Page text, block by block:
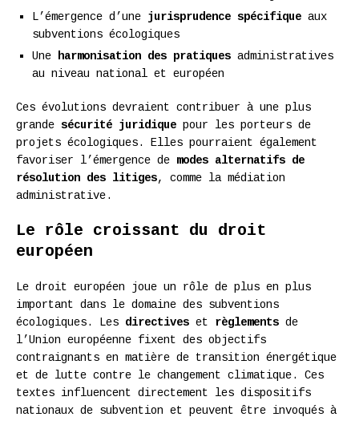
L’émergence d’une jurisprudence spécifique aux
subventions écologiques
Une
harmonisation des pratiques administratives
au niveau national et européen
Ces évolutions devraient contribuer à une plus
grande sécurité juridique pour les porteurs de
projets écologiques. Elles pourraient également
favoriser l’émergence de modes alternatifs de
résolution des litiges, comme la médiation
administrative.
Le rôle croissant du droit
européen
Le droit européen joue un rôle de plus en plus
important dans le domaine des subventions
écologiques. Les directives et règlements de
l’Union européenne fixent des objectifs
contraignants en matière de transition énergétique
et de lutte contre le changement climatique. Ces
textes influencent directement les dispositifs
nationaux de subvention et peuvent être invoqués à